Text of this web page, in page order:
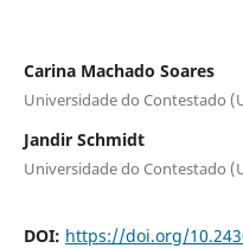
Carina Machado Soares
Universidade do Contestado
Jandir Schmidt
Universidade do Contestado
DOI: https://doi.org/